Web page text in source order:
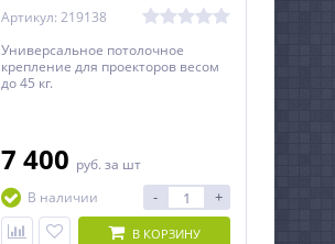
Артикул: 219138
Универсальное потолочное
крепление для проекторов весом
до 45 кг.
7 400 руб. за шт
В наличии
- +
В КОРЗИНУ